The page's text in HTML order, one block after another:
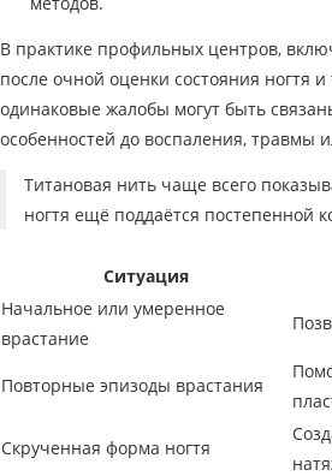
В практике профильных центров,
после очной оценки состояния ногтя
одинаковые жалобы могут быть
особенностей до воспаления, травмы
Титановая нить чаще всего
ногтя ещё поддаётся постепенной
Ситуация
Начальное или умеренное
врастание
Повторные эпизоды врастания
Скрученная форма ногтя